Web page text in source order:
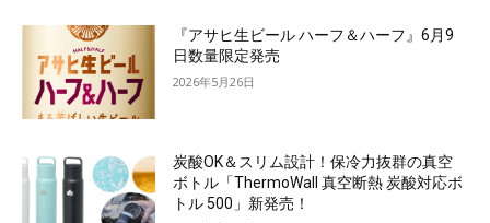
『アサヒ生ビール ハーフ＆ハーフ』6月9
日数量限定発売
2026年5月26日
炭酸OK＆スリム設計！保冷力抜群の真空
ボトル「ThermoWall 真空断熱 炭酸対応ボ
トル 500」新発売！